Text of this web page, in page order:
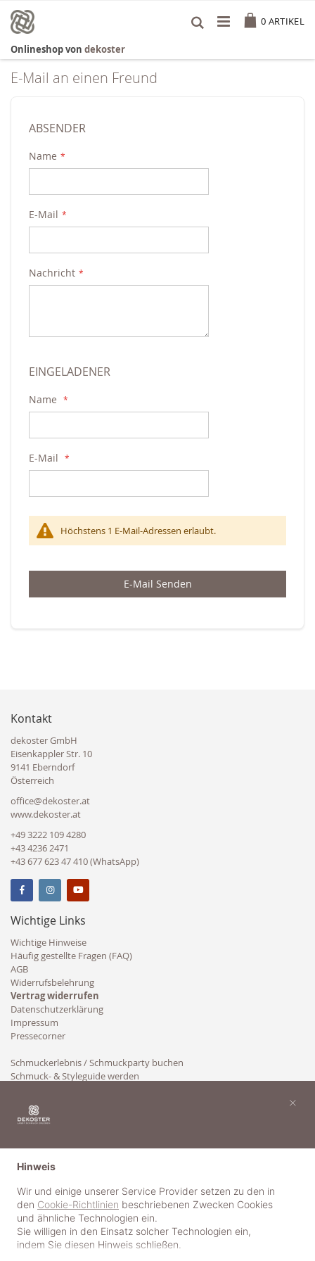
Inhalt
springen
0 ARTIKEL
Onlineshop von dekoster
E-Mail an einen Freund
ABSENDER
Name
E-Mail
Nachricht
EINGELADENER
Name
E-Mail
Höchstens 1 E-Mail-Adressen erlaubt.
E-Mail Senden
Kontakt
dekoster GmbH
Eisenkappler Str. 10
9141 Eberndorf
Österreich
office@dekoster.at
www.dekoster.at
+49 3222 109 4280
+43 4236 2471
+43 677 623 47 410 (WhatsApp)
Wichtige Links
Wichtige Hinweise
Häufig gestellte Fragen (FAQ)
AGB
Widerrufsbelehrung
Vertrag widerrufen
Datenschutzerklärung
Impressum
Pressecorner
Schmuckerlebnis / Schmuckparty buchen
Schmuck- & Styleguide werden
Hinweis
Wir und einige unserer Service Provider setzen zu den in
den Cookie-Richtlinien beschriebenen Zwecken Cookies
und ähnliche Technologien ein.
Sie willigen in den Einsatz solcher Technologien ein,
indem Sie diesen Hinweis schließen.
×